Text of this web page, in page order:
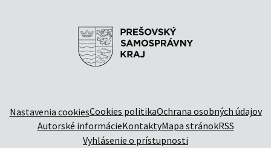
Nastavenia cookiesCookies politikaOchrana osobných údajov
Autorské informácieKontaktyMapa stránokRSS
Vyhlásenie o prístupnosti